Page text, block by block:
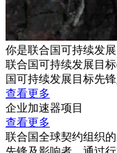
你是联合国可持续发
联合国可持续发展目
国可持续发展目标先
查看更多
企业加速器项目
查看更多
联合国全球契约组织